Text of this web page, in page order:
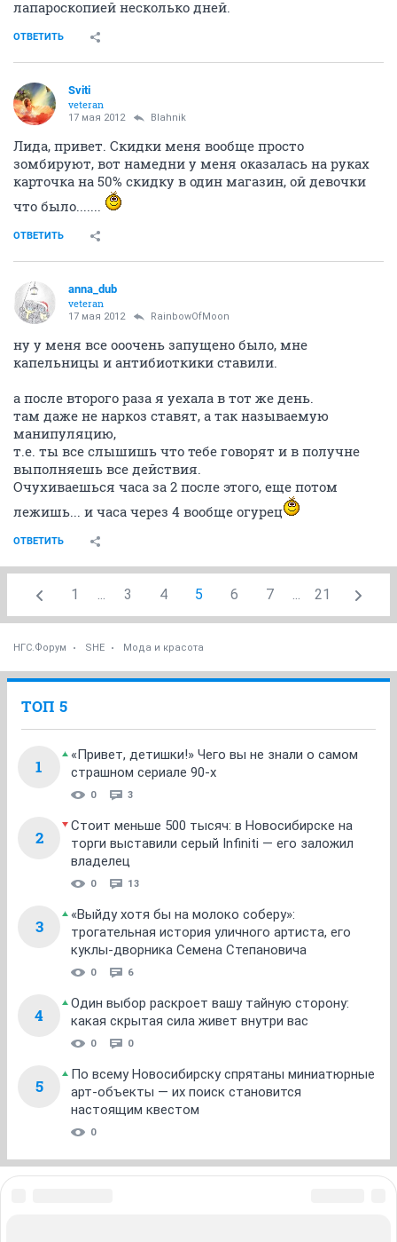
лапароскопией несколько дней.
ОТВЕТИТЬ
Sviti
veteran
17 мая 2012 Blahnik
Лида, привет. Скидки меня вообще просто
зомбируют, вот намедни у меня оказалась на руках
карточка на 50% скидку в один магазин, ой девочки
что было.......
ОТВЕТИТЬ
anna_dub
veteran
17 мая 2012 RainbowOfMoon
ну у меня все ооочень запущено было, мне
капельницы и антибиоткики ставили.
а после второго раза я уехала в тот же день.
там даже не наркоз ставят, а так называемую
манипуляцию,
т.е. ты все слышишь что тебе говорят и в получне
выполняешь все действия.
Очухиваешься часа за 2 после этого, еще потом
лежишь... и часа через 4 вообще огурец
ОТВЕТИТЬ
1 ... 3 4 5 6 7 ... 21
НГС.Форум SHE Мода и красота
ТОП 5
1
«Привет, детишки!» Чего вы не знали о самом
страшном сериале 90-х
0 3
2
Стоит меньше 500 тысяч: в Новосибирске на
торги выставили серый Infiniti — его заложил
владелец
0 13
3
«Выйду хотя бы на молоко соберу»:
трогательная история уличного артиста, его
куклы-дворника Семена Степановича
0 6
4
Один выбор раскроет вашу тайную сторону:
какая скрытая сила живет внутри вас
0 0
5
По всему Новосибирску спрятаны миниатюрные
арт-объекты — их поиск становится
настоящим квестом
0